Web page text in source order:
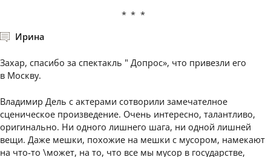
***
Ирина
Захар, спасибо за спектакль " Допрос», что привезли его
в Москву.
Владимир Дель с актерами сотворили замечателное
сценическое произведение. Очень интересно, талантливо,
оригинально. Ни одного лишнего шага, ни одной лишней
вещи. Даже мешки, похожие на мешки с мусором, намекают
на что-то \может, на то, что все мы мусор в государстве,